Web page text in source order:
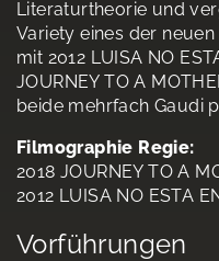
Literaturtheorie und
Variety eines der
mit 2012 LUISA NO
JOURNEY TO A
beide mehrfach Gaudi
Filmographie Regie:
2018 JOURNEY TO A
2012 LUISA NO ESTA
Vorführungen